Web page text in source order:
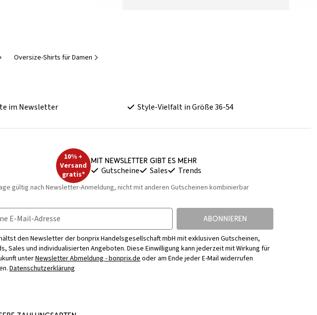
Oversize-Shirts für Damen
im Newsletter Style-Vielfalt in Größe 36-54
10% +
Versand
gratis*
Mit Newsletter gibt es mehr
Gutscheine Sales Trends
gültig nach Newsletter-Anmeldung, nicht mit anderen Gutscheinen kombinierbar
E-Mail-Adresse ABONNIEREN
den Newsletter der bonprix Handelsgesellschaft mbH mit exklusiven Gutscheinen,
Sales und individualisierten Angeboten. Diese Einwilligung kann jederzeit mit Wirkung für
unterNewsletter Abmeldung - bonprix.de oder am Ende jeder E-Mail widerrufen
Datenschutzerklärung